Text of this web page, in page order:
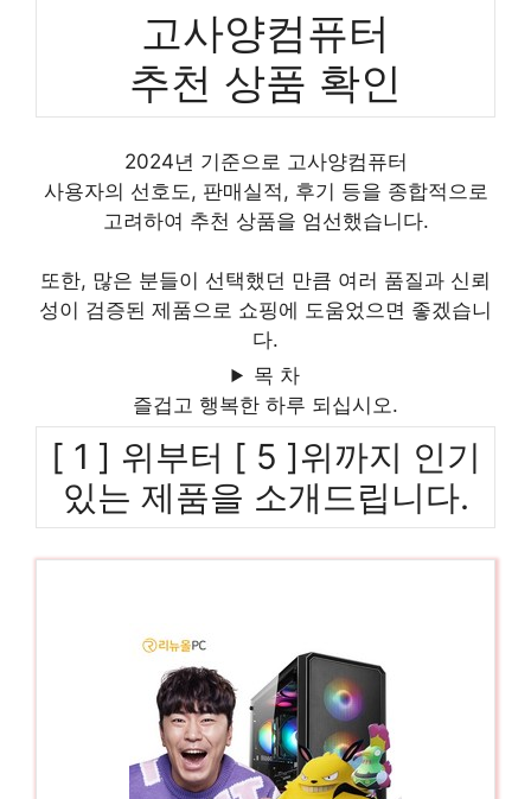
고사양컴퓨터
추천 상품 확인
2024년 기준으로 고사양컴퓨터
사용자의 선호도, 판매실적, 후기 등을 종합적으로
고려하여 추천 상품을 엄선했습니다.
또한, 많은 분들이 선택했던 만큼 여러 품질과 신뢰
성이 검증된 제품으로 쇼핑에 도움었으면 좋겠습니
다.
목 차
즐겁고 행복한 하루 되십시오.
[ 1 ] 위부터 [ 5 ]위까지 인기
있는 제품을 소개드립니다.